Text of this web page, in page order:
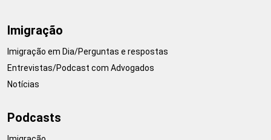
Imigração
Imigração em Dia/Perguntas e respostas
Entrevistas/Podcast com Advogados
Notícias
Podcasts